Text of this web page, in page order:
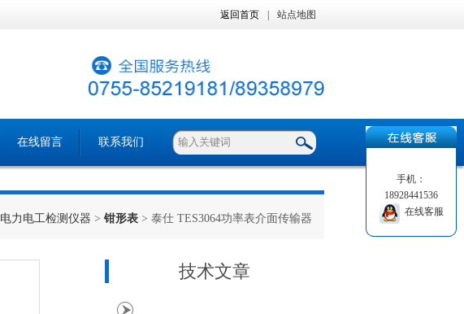
返回首页 站点地图
在线留言 联系我们
电力电工检测仪器 > 钳形表 > 泰仕 TES3064功率表介面传输器
技术文章
手机：
18928441536
在线客服